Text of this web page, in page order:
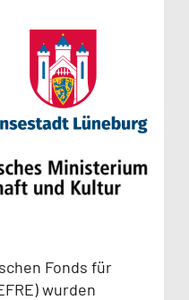
Fonds für
wurden